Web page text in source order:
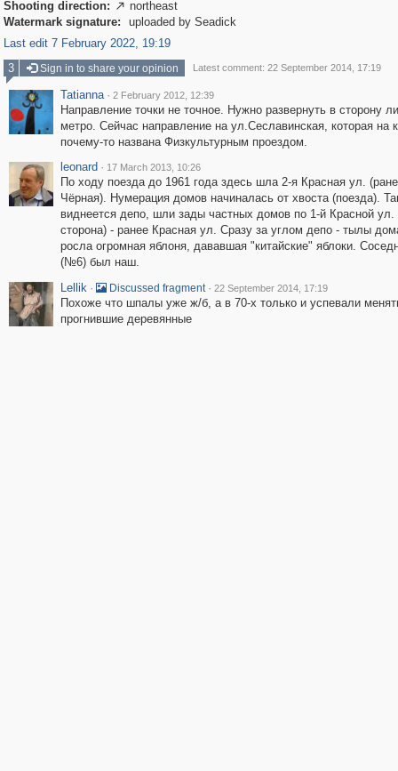
Shooting direction:  northeast
Watermark signature:
uploaded by Seadick
Last edit 7 February 2022, 19:19
3
Sign in to share your opinion Latest comment: 22 September 2014, 17:19
Tatianna · 2 February 2012, 12:39
Направление точки не точное. Нужно развернуть в сторону
метро. Сейчас направление на ул.Сеславинская, которая на
почему-то названа Физкультурным проездом.
leonard · 17 March 2013, 10:26
По ходу поезда до 1961 года здесь шла 2-я Красная ул.
Чёрная). Нумерация домов начиналась от хвоста (поезда).
виднеется депо, шли зады частных домов по 1-й Красной ул.
сторона) - ранее Красная ул. Сразу за углом депо - тылы
росла огромная яблоня, дававшая "китайские" яблоки.
(№6) был наш.
Lellik · Discussed fragment · 22 September 2014, 17:19
Похоже что шпалы уже ж/б, а в 70-х только и успевали
прогнившие деревянные